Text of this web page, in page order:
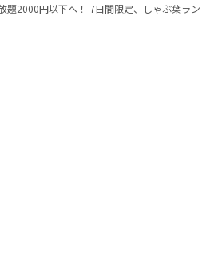
題2000円以下へ！ 7日間限定、しゃぶ葉ラン